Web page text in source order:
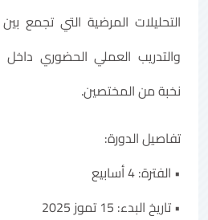
التحليلات المرضية التي تجمع بين
والتدريب العملي الحضوري داخل
نخبة من المختصين.
تفاصيل الدورة:
• الفترة: 4 أسابيع
• تاريخ البدء: 15 تموز 2025